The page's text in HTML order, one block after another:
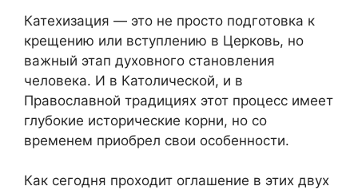
Катехизация — это не просто подготовка к
крещению или вступлению в Церковь, но
важный этап духовного становления
человека. И в Католической, и в
Православной традициях этот процесс имеет
глубокие исторические корни, но со
временем приобрел свои особенности.
Как сегодня проходит оглашение в этих двух